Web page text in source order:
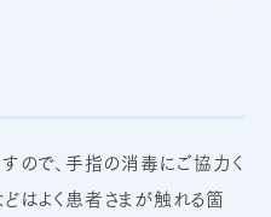
ので、手指の消毒にご協力く
どはよく患者さまが触れる箇